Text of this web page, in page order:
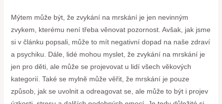
Mýtem může být, že zvykání na mrskání je jen nevinným
zvykem, kterému není třeba věnovat pozornost. Avšak, jak jsme
si v článku popsali, může to mít negativní dopad na naše zdraví
a psychiku. Dále, lidé mohou myslet, že zvykání na mrskání je
jen pro děti, ale může se projevovat u lidí všech věkových
kategorií. Také se mylně může věřit, že mrskání je pouze
způsob, jak se uvolnit a odreagovat se, ale může to být i projev